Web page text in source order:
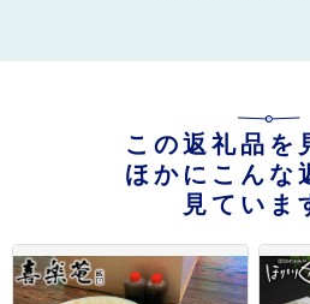
この返礼品を
ほかにこんな
見ていま